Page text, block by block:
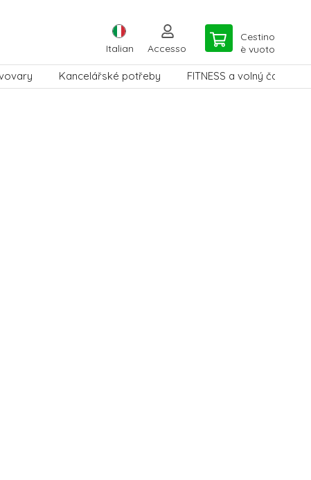
Italian Accesso
Cestino
è vuoto
Kancelářské potřeby FITNESS a volný čas